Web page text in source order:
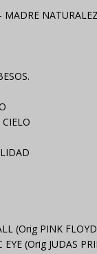
MADRE
(Orig PINK
(Orig JUDAS